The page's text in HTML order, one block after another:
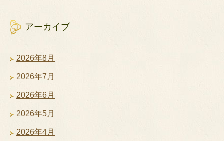
アーカイブ
2026年8月
2026年7月
2026年6月
2026年5月
2026年4月